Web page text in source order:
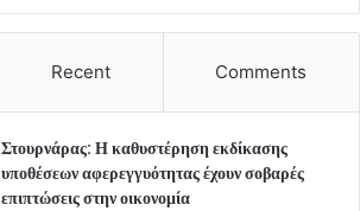
Recent Comments
Στουρνάρας: Η καθυστέρηση εκδίκασης
υποθέσεων αφερεγγυότητας έχουν σοβαρές
επιπτώσεις στην οικονομία